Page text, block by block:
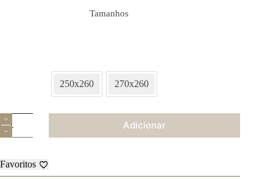
Tamanhos
250x260 270x260
Quantidade
de
Colcha
Adicionar
Favoritos